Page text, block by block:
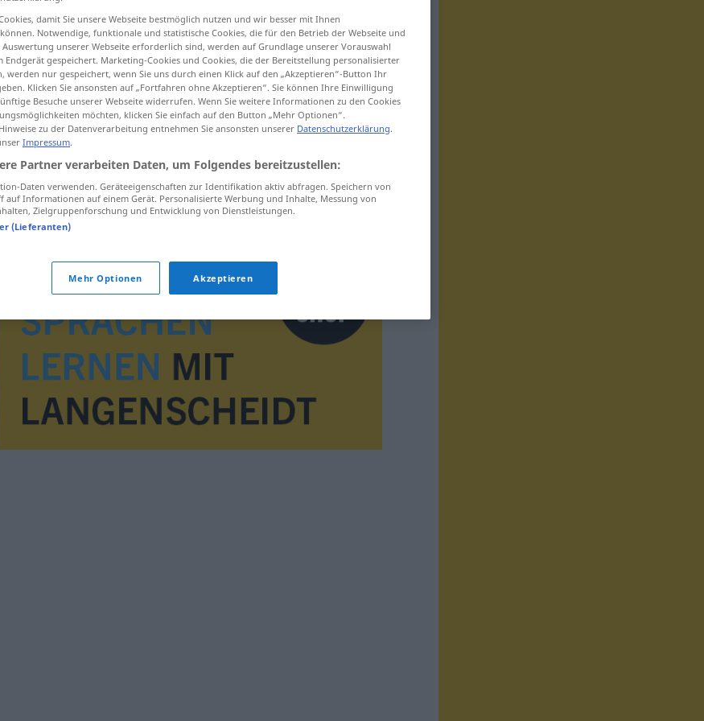
damit Sie unsere Webseite bestmöglich nutzen und wir besser mit Ihnen
Notwendige, funktionale und statistische Cookies, die für den Betrieb der Webseite und
Auswertung unserer Webseite erforderlich sind, werden auf Grundlage unserer Vorauswahl
Endgerät gespeichert. Marketing-Cookies und Cookies, die der Bereitstellung personalisierter
werden nur gespeichert, wenn Sie uns durch einen Klick auf den „Akzeptieren“-Button Ihr
Klicken Sie ansonsten auf „Fortfahren ohne Akzeptieren“. Sie können Ihre Einwilligung
Besuche unserer Webseite widerrufen. Wenn Sie weitere Informationen zu den Cookies
möchten, klicken Sie einfach auf den Button „Mehr Optionen“.
zu der Datenverarbeitung entnehmen Sie ansonsten unserer Datenschutzerklärung.
Impressum.
Partner verarbeiten Daten, um Folgendes bereitzustellen:
Daten verwenden. Geräteeigenschaften zur Identifikation aktiv abfragen. Speichern von
auf Informationen auf einem Gerät. Personalisierte Werbung und Inhalte, Messung von
Zielgruppenforschung und Entwicklung von Dienstleistungen.
(Lieferanten)
Mehr Optionen Akzeptieren